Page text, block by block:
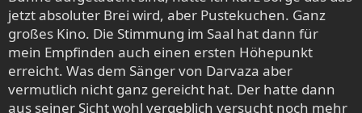
jetzt absoluter Brei wird, aber Pustekuchen. Ganz
großes Kino. Die Stimmung im Saal hat dann für
mein Empfinden auch einen ersten Höhepunkt
erreicht. Was dem Sänger von Darvaza aber
vermutlich nicht ganz gereicht hat. Der hatte dann
aus seiner Sicht wohl vergeblich versucht noch mehr